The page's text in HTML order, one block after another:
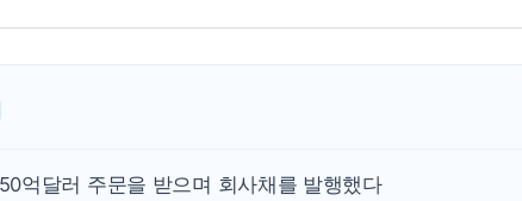
李대
억달러 주문을 받으며 회사채를 발행했다